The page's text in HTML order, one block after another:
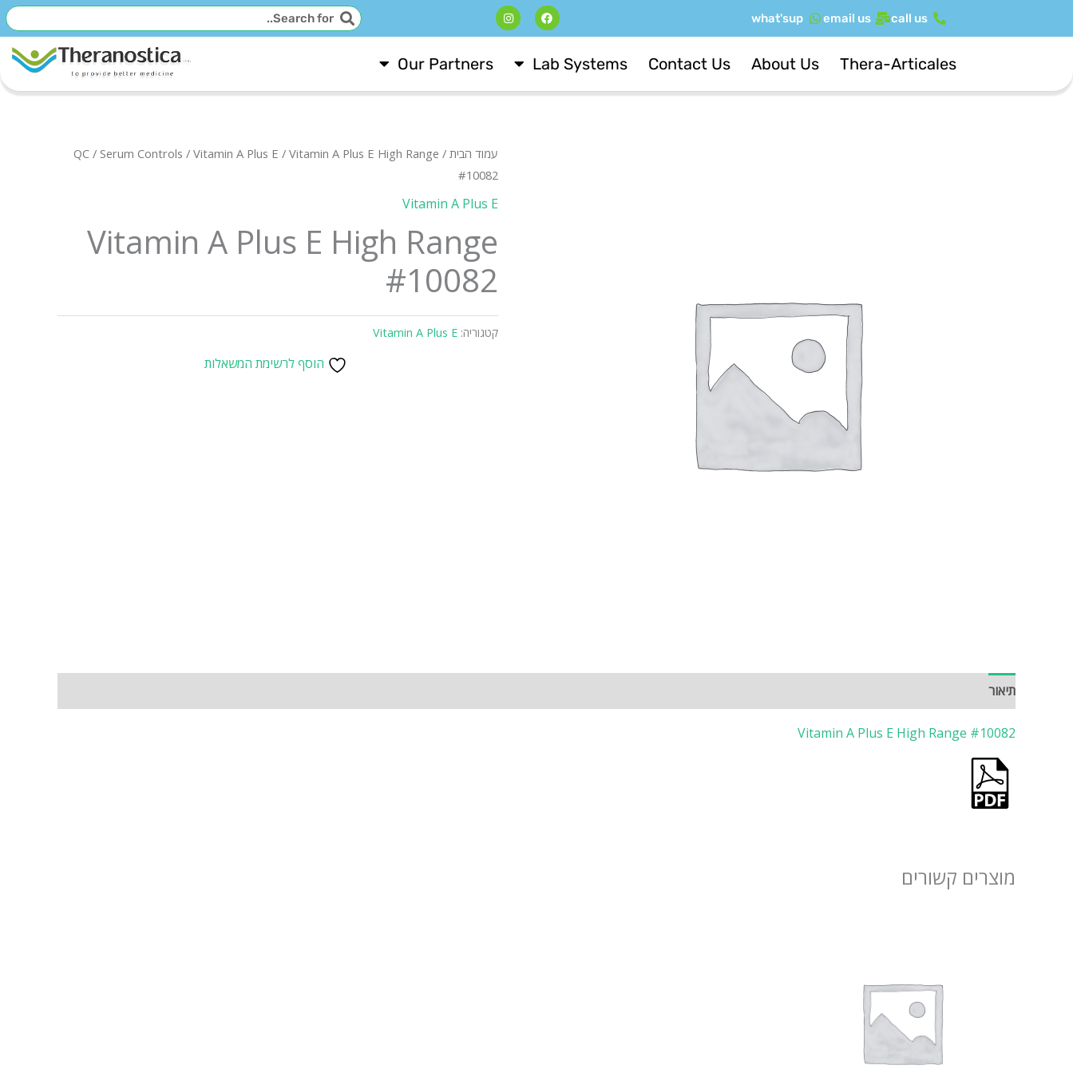
לתוכן
call us
email us
what'sup
F
a
c
o
k
I
n
s
a
m
חיפושחיפוש
Thera-Articales
About Us
Contact Us
Lab Systems
Our Partners
עמוד הבית /
QC / Serum Controls / Vitamin A Plus E / Vitamin A Plus E High Range
#10082
Vitamin A Plus E
Vitamin A Plus E High Range
#10082
קטגוריה: Vitamin A Plus E
הוסף לרשימת המשאלות
תיאור
Vitamin A Plus E High Range #10082
מוצרים קשורים